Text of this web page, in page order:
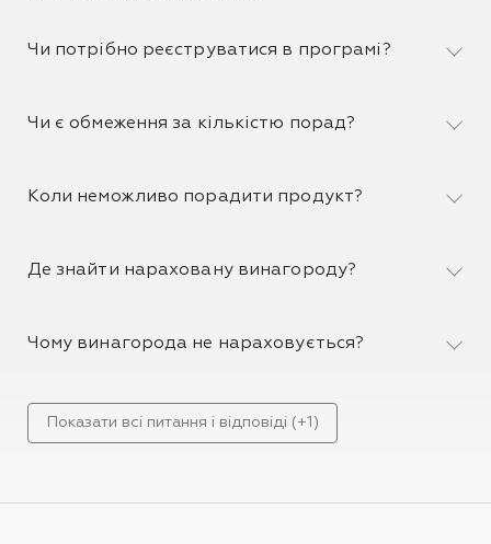
Чи потрібно реєструватися в програмі?
Чи є обмеження за кількістю порад?
Коли неможливо порадити продукт?
Де знайти нараховану винагороду?
Чому винагорода не нараховується?
Показати всі питання і відповіді (+1)